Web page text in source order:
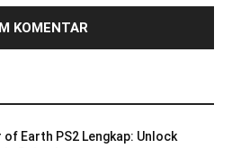
Earth PS2 Lengkap: Unlock